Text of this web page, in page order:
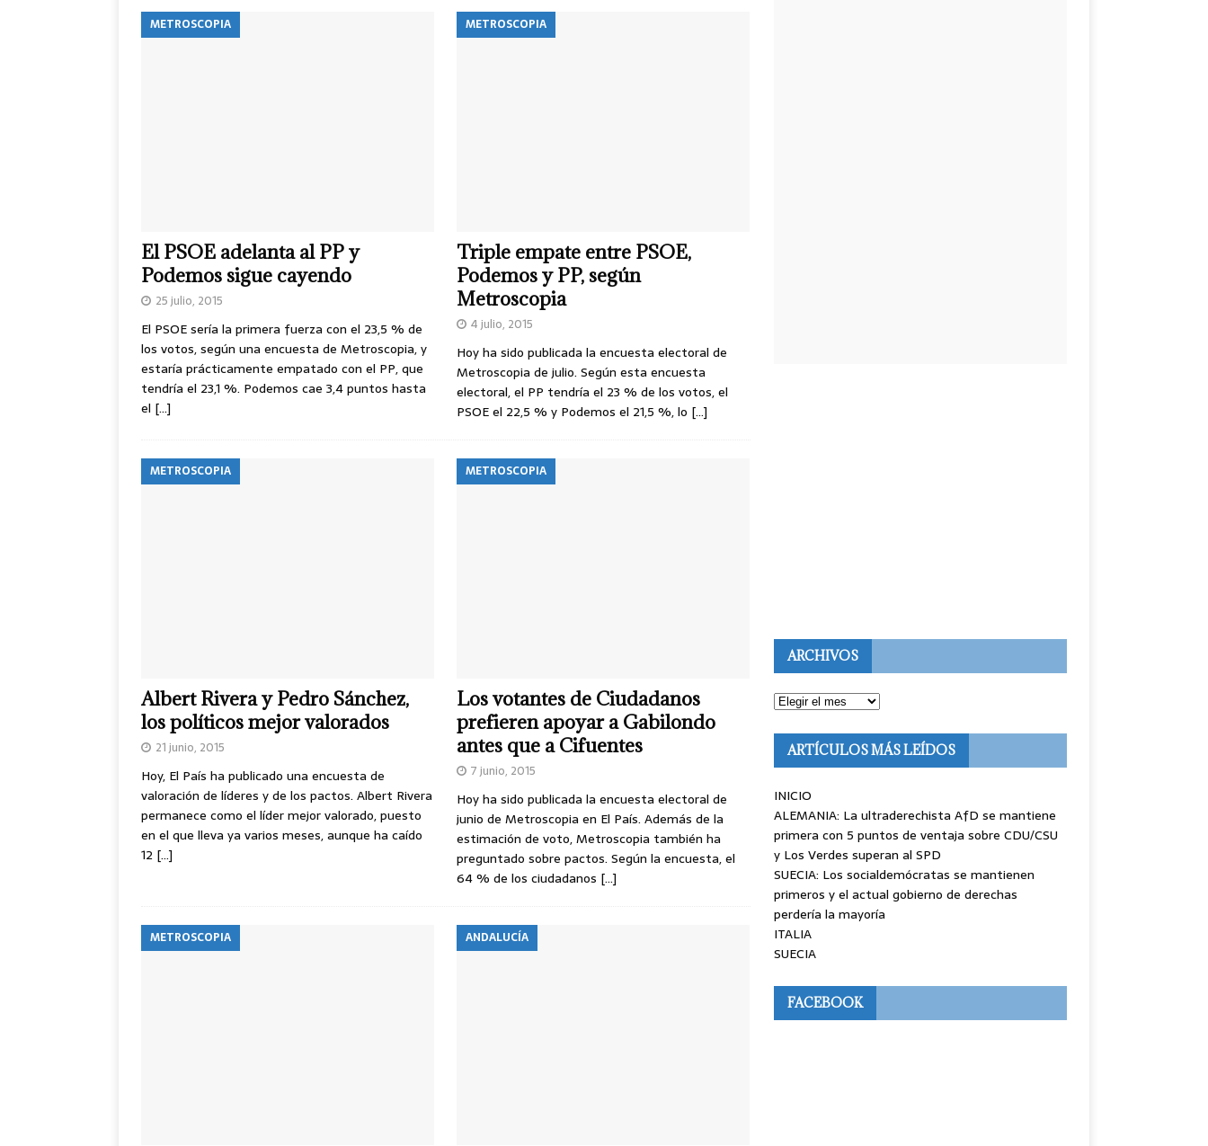
METROSCOPIA
El PSOE adelanta al PP y
Podemos sigue cayendo
25 julio, 2015
El PSOE sería la primera fuerza con el 23,5 % de
los votos, según una encuesta de Metroscopia, y
estaría prácticamente empatado con el PP, que
tendría el 23,1 %. Podemos cae 3,4 puntos hasta
el […]
METROSCOPIA
Triple empate entre PSOE,
Podemos y PP, según
Metroscopia
4 julio, 2015
Hoy ha sido publicada la encuesta electoral de
Metroscopia de julio. Según esta encuesta
electoral, el PP tendría el 23 % de los votos, el
PSOE el 22,5 % y Podemos el 21,5 %, lo […]
METROSCOPIA
Albert Rivera y Pedro Sánchez,
los políticos mejor valorados
21 junio, 2015
Hoy, El País ha publicado una encuesta de
valoración de líderes y de los pactos. Albert Rivera
permanece como el líder mejor valorado, puesto
en el que lleva ya varios meses, aunque ha caído
12 […]
METROSCOPIA
Los votantes de Ciudadanos
prefieren apoyar a Gabilondo
antes que a Cifuentes
7 junio, 2015
Hoy ha sido publicada la encuesta electoral de
junio de Metroscopia en El País. Además de la
estimación de voto, Metroscopia también ha
preguntado sobre pactos. Según la encuesta, el
64 % de los ciudadanos […]
METROSCOPIA ANDALUCÍA
ARCHIVOS
ARTÍCULOS MÁS LEÍDOS
INICIO
ALEMANIA: La ultraderechista AfD se mantiene
primera con 5 puntos de ventaja sobre CDU/CSU
y Los Verdes superan al SPD
SUECIA: Los socialdemócratas se mantienen
primeros y el actual gobierno de derechas
perdería la mayoría
ITALIA
SUECIA
FACEBOOK